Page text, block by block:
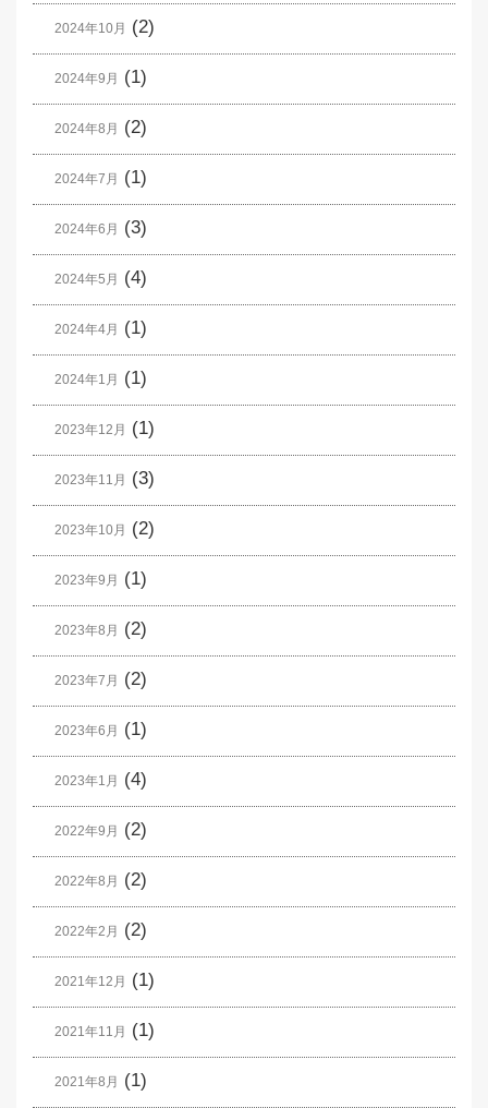
2024年10月 (2)
2024年9月 (1)
2024年8月 (2)
2024年7月 (1)
2024年6月 (3)
2024年5月 (4)
2024年4月 (1)
2024年1月 (1)
2023年12月 (1)
2023年11月 (3)
2023年10月 (2)
2023年9月 (1)
2023年8月 (2)
2023年7月 (2)
2023年6月 (1)
2023年1月 (4)
2022年9月 (2)
2022年8月 (2)
2022年2月 (2)
2021年12月 (1)
2021年11月 (1)
2021年8月 (1)